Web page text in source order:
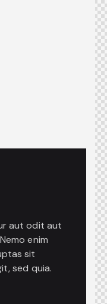
aut odit aut
enim
sit
sed quia.